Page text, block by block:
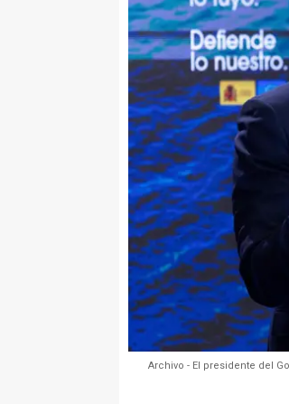
Archivo - El presidente del